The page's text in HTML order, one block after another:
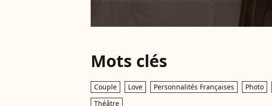
Mots clés
Couple Love Personnalités Françaises Photo
Théâtre